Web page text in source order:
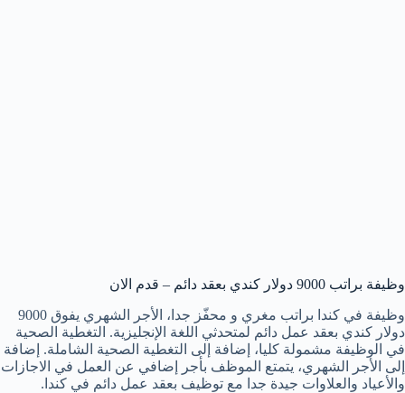
وظيفة براتب 9000 دولار كندي بعقد دائم – قدم الان
وظيفة في كندا براتب مغري و محفّز جدا، الأجر الشهري يفوق 9000
دولار كندي بعقد عمل دائم لمتحدثي اللغة الإنجليزية. التغطية الصحية
في الوظيفة مشمولة كليا، إضافة إلى التغطية الصحية الشاملة. إضافة
إلى الأجر الشهري، يتمتع الموظف بأجر إضافي عن العمل في الاجازات
والأعياد والعلاوات جيدة جدا مع توظيف بعقد عمل دائم في كندا.